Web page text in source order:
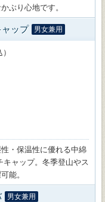
ぶり心地です。
ップ 男女兼用
・保温性に優れる中綿
キャップ。冬季登山やス
能。
男女兼用